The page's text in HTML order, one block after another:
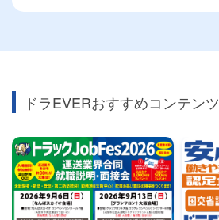
ドラEVERおすすめコンテンツ